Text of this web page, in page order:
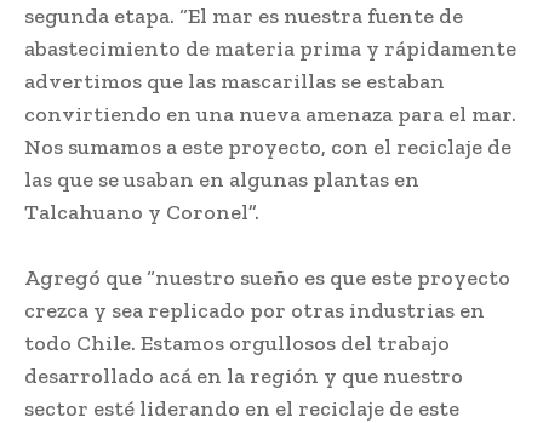
segunda etapa. “El mar es nuestra fuente de
abastecimiento de materia prima y rápidamente
advertimos que las mascarillas se estaban
convirtiendo en una nueva amenaza para el mar.
Nos sumamos a este proyecto, con el reciclaje de
las que se usaban en algunas plantas en
Talcahuano y Coronel”.
Agregó que “nuestro sueño es que este proyecto
crezca y sea replicado por otras industrias en
todo Chile. Estamos orgullosos del trabajo
desarrollado acá en la región y que nuestro
sector esté liderando en el reciclaje de este